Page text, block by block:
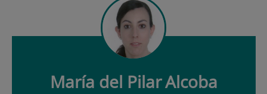
María del PilarAlcoba